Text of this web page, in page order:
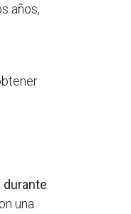
años,
durante
una